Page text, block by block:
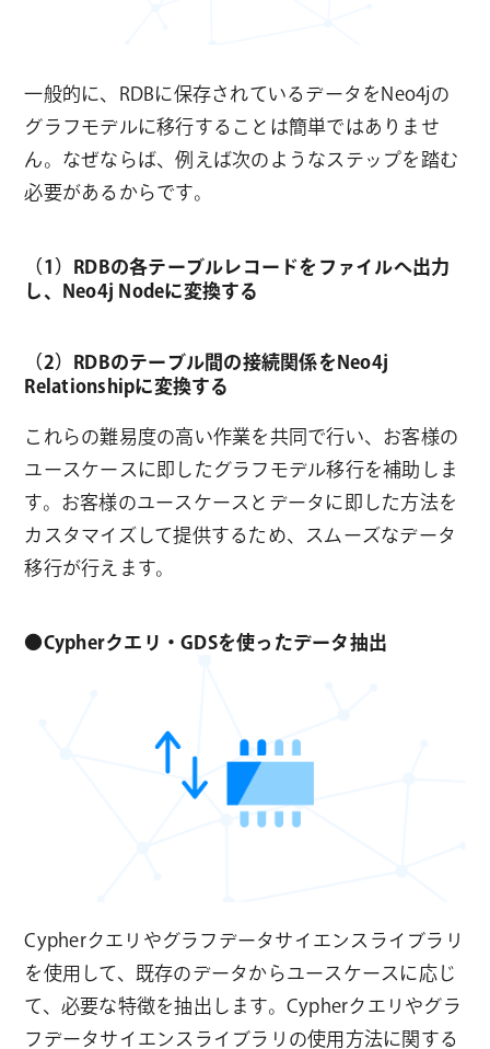
一般的に、RDBに保存されているデータをNeo4jの
グラフモデルに移行することは簡単ではありませ
ん。なぜならば、例えば次のようなステップを踏む
必要があるからです。
（1）RDBの各テーブルレコードをファイルへ出力
し、Neo4j Nodeに変換する
（2）RDBのテーブル間の接続関係をNeo4j
Relationshipに変換する
これらの難易度の高い作業を共同で行い、お客様の
ユースケースに即したグラフモデル移行を補助しま
す。お客様のユースケースとデータに即した方法を
カスタマイズして提供するため、スムーズなデータ
移行が行えます。
●Cypherクエリ・GDSを使ったデータ抽出
Cypherクエリやグラフデータサイエンスライブラリ
を使用して、既存のデータからユースケースに応じ
て、必要な特徴を抽出します。Cypherクエリやグラ
フデータサイエンスライブラリの使用方法に関する